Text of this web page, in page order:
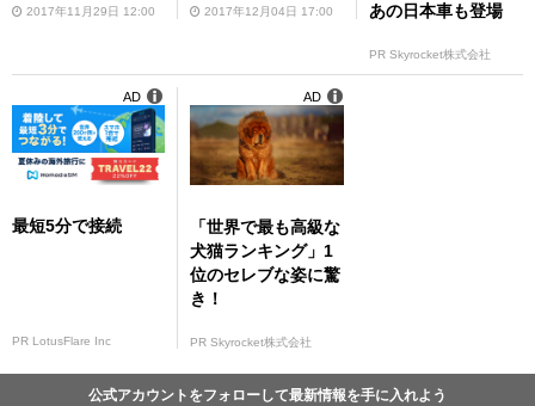
2017年11月29日 12:00 2017年12月04日 17:00
あの日本車も登場
PR Skyrocket株式会社
最短5分で接続
PR LotusFlare Inc
AD
「世界で最も高級な
犬猫ランキング」1
位のセレブな姿に驚
き！
PR Skyrocket株式会社
AD
公式アカウントをフォローして最新情報を手に入れよう